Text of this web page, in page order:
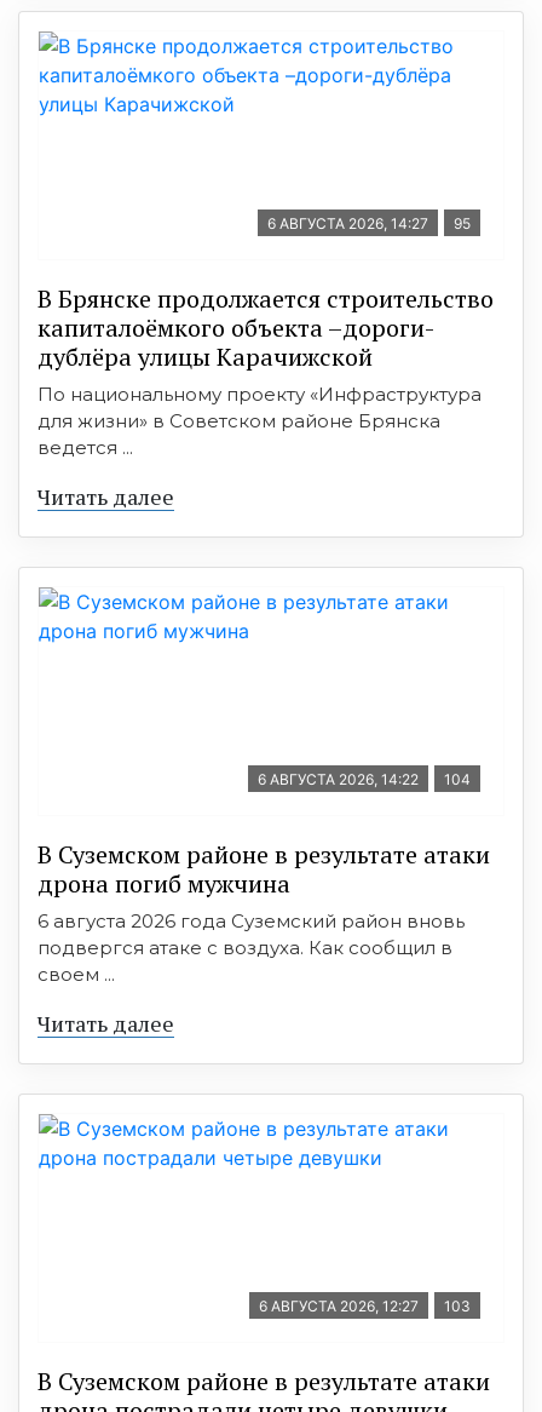
6 АВГУСТА 2026, 14:27 95
В Брянске продолжается строительство
капиталоёмкого объекта –дороги-
дублёра улицы Карачижской
По национальному проекту «Инфраструктура
для жизни» в Советском районе Брянска
ведется ...
Читать далее
6 АВГУСТА 2026, 14:22 104
В Суземском районе в результате атаки
дрона погиб мужчина
6 августа 2026 года Суземский район вновь
подвергся атаке с воздуха. Как сообщил в
своем ...
Читать далее
6 АВГУСТА 2026, 12:27 103
В Суземском районе в результате атаки